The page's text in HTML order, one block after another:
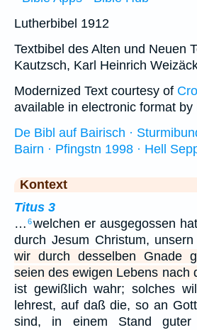
Lutherbibel 1912
Textbibel des Alten und Neuen
Kautzsch, Karl Heinrich
Modernized Text courtesy of
available in electronic format by
De Bibl auf Bairisch ·
Bairn · Pfingstn 1998 · Hell
Kontext
Titus 3
… 6welchen er ausgegossen
durch Jesum Christum, unsern
wir durch desselben Gnade
seien des ewigen Lebens nach
ist gewißlich wahr; solches
lehrest, auf daß die, so an
sind, in einem Stand guter